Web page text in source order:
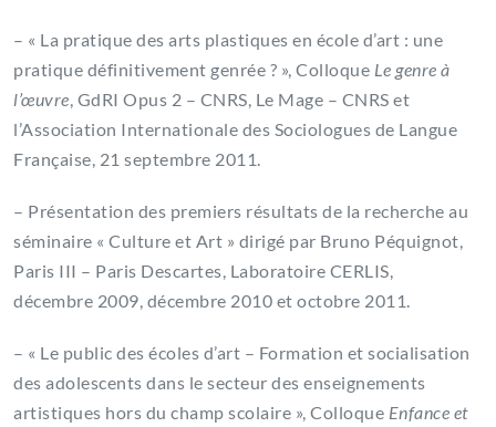
– « La pratique des arts plastiques en école d’art : une
pratique définitivement genrée ? », Colloque Le genre à
l’œuvre, GdRI Opus 2 – CNRS, Le Mage – CNRS et
l’Association Internationale des Sociologues de Langue
Française, 21 septembre 2011.
– Présentation des premiers résultats de la recherche au
séminaire « Culture et Art » dirigé par Bruno Péquignot,
Paris III – Paris Descartes, Laboratoire CERLIS,
décembre 2009, décembre 2010 et octobre 2011.
– « Le public des écoles d’art – Formation et socialisation
des adolescents dans le secteur des enseignements
artistiques hors du champ scolaire », Colloque Enfance et